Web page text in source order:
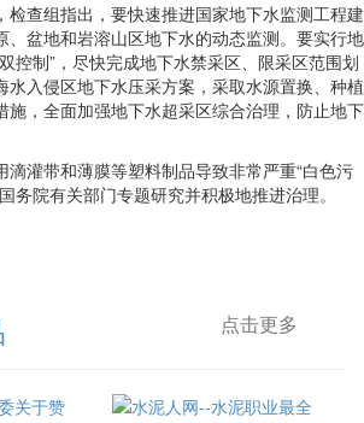
查组指出，要快速推进国家地下水监测工程建
、盆地和岩溶山区地下水的动态监测。要实行地
控制”，尽快完成地下水禁采区、限采区范围划
水入侵区地下水压采方案，采取水源置换、种植
施，全面加强地下水超采区综合治理，防止地下
灌带和薄膜等塑料制品导致非常严重“白色污
务院有关部门专题研究并积极地推进治理。
点击更多